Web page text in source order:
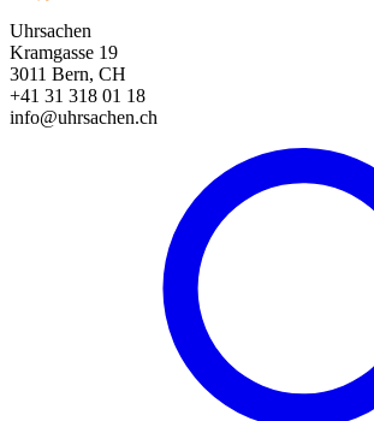
Uhrsachen
Kramgasse 19
3011 Bern, CH
+41 31 318 01 18
info@uhrsachen.ch